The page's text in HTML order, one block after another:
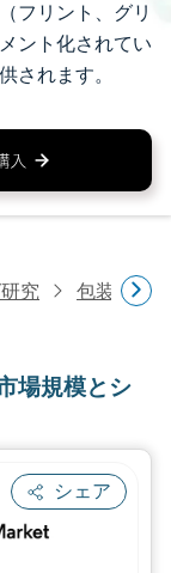
フリント、グリ
ント化されてい
されます。
究 包装材料
場規模とシ
シェア